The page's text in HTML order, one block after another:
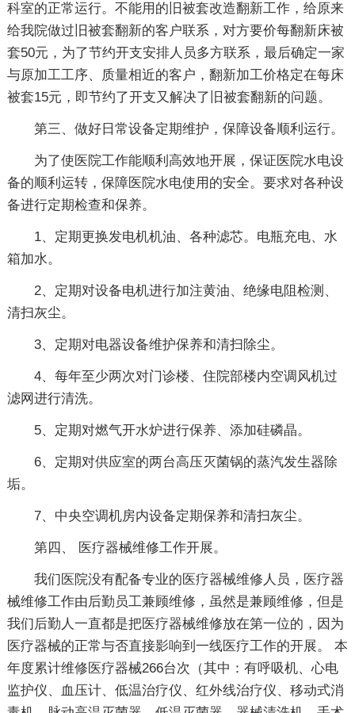
科室的正常运行。不能用的旧被套改造翻新工作，给原来
给我院做过旧被套翻新的客户联系，对方要价每翻新床被
套50元，为了节约开支安排人员多方联系，最后确定一家
与原加工工序、质量相近的客户，翻新加工价格定在每床
被套15元，即节约了开支又解决了旧被套翻新的问题。
第三、做好日常设备定期维护，保障设备顺利运行。
为了使医院工作能顺利高效地开展，保证医院水电设
备的顺利运转，保障医院水电使用的安全。要求对各种设
备进行定期检查和保养。
1、定期更换发电机机油、各种滤芯。电瓶充电、水
箱加水。
2、定期对设备电机进行加注黄油、绝缘电阻检测、
清扫灰尘。
3、定期对电器设备维护保养和清扫除尘。
4、每年至少两次对门诊楼、住院部楼内空调风机过
滤网进行清洗。
5、定期对燃气开水炉进行保养、添加硅磷晶。
6、定期对供应室的两台高压灭菌锅的蒸汽发生器除
垢。
7、中央空调机房内设备定期保养和清扫灰尘。
第四、 医疗器械维修工作开展。
我们医院没有配备专业的医疗器械维修人员，医疗器
械维修工作由后勤员工兼顾维修，虽然是兼顾维修，但是
我们后勤人一直都是把医疗器械维修放在第一位的，因为
医疗器械的正常与否直接影响到一线医疗工作的开展。 本
年度累计维修医疗器械266台次（其中：有呼吸机、心电
监护仪、血压计、低温治疗仪、红外线治疗仪、移动式消